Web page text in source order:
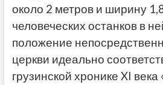
около 2 метров и ширину
человеческих останков в
положение
церкви идеально
грузинской хронике XI века